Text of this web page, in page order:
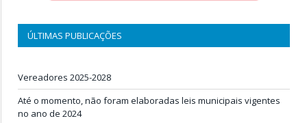
ÚLTIMAS PUBLICAÇÕES
Vereadores 2025-2028
Até o momento, não foram elaboradas leis municipais vigentes
no ano de 2024